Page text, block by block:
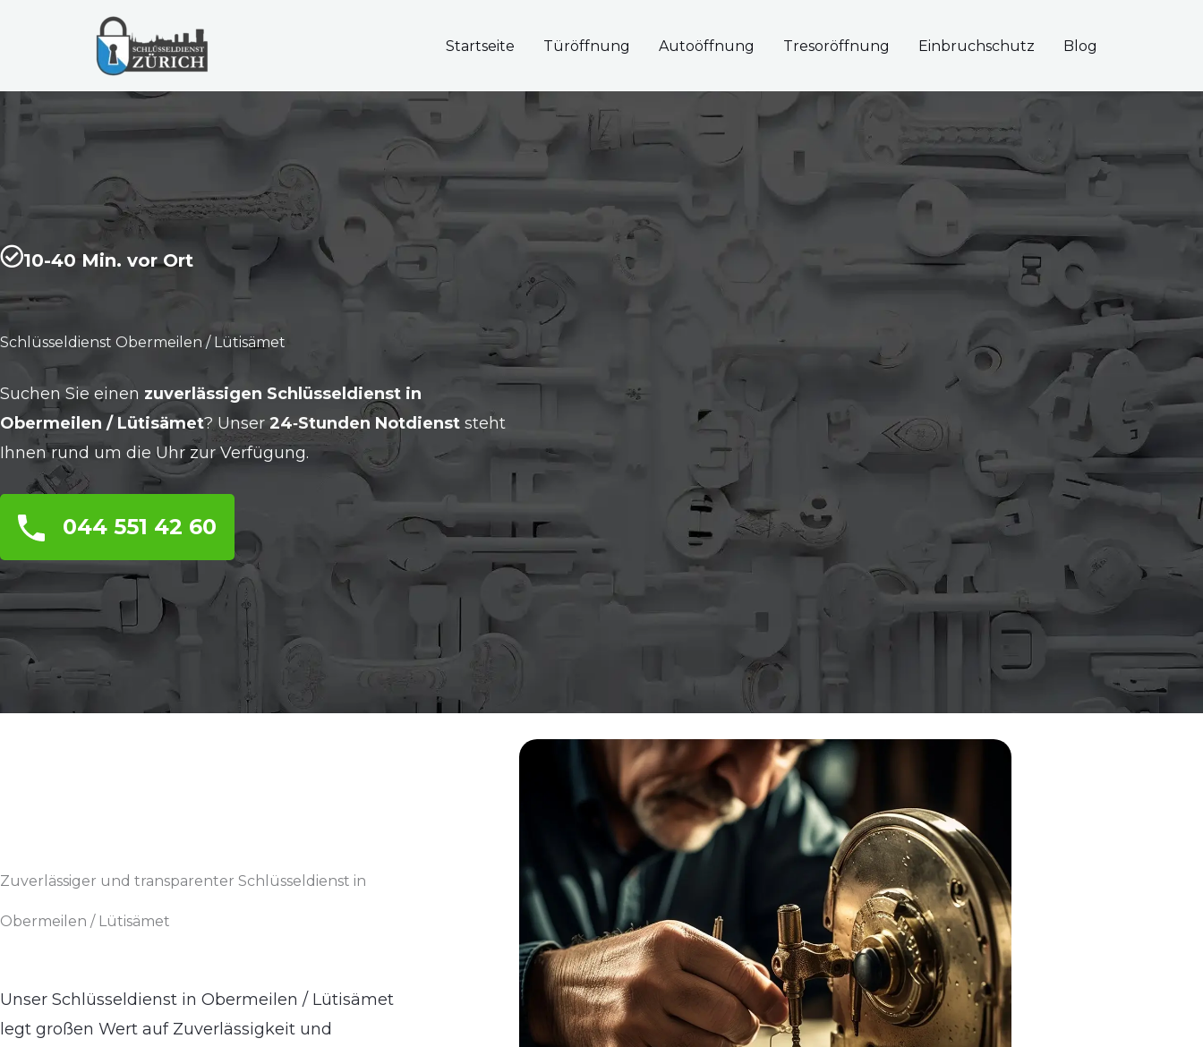
Startseite Türöffnung Autoöffnung Tresoröffnung Einbruchschutz Blog
10-40 Min. vor Ort
Schlüsseldienst Obermeilen / Lütisämet
Suchen Sie einen zuverlässigen Schlüsseldienst in
Obermeilen / Lütisämet? Unser 24‑Stunden Notdienst steht
Ihnen rund um die Uhr zur Verfügung.
044 551 42 60
Zuverlässiger und transparenter Schlüsseldienst in
Obermeilen / Lütisämet
Unser Schlüsseldienst in Obermeilen / Lütisämet
legt großen Wert auf Zuverlässigkeit und